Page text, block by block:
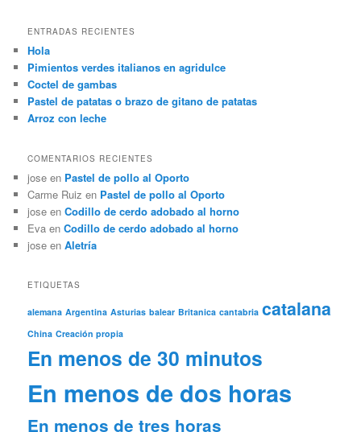
ENTRADAS RECIENTES
Hola
Pimientos verdes italianos en agridulce
Coctel de gambas
Pastel de patatas o brazo de gitano de patatas
Arroz con leche
COMENTARIOS RECIENTES
jose en Pastel de pollo al Oporto
Carme Ruiz en Pastel de pollo al Oporto
jose enCodillo de cerdo adobado al horno
Eva enCodillo de cerdo adobado al horno
jose enAletría
ETIQUETAS
alemana Argentina Asturias balear Britanica cantabria catalana
China Creación propia
En menos de 30 minutos
En menos de dos horas
En menos de tres horas